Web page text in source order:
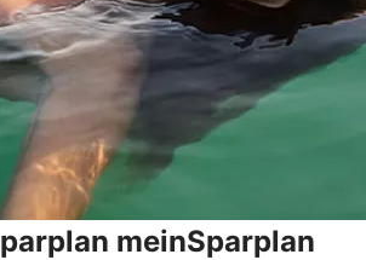
meinSparplan